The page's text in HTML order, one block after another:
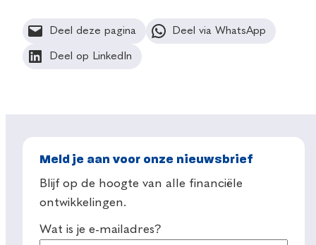
Deel deze pagina Deel via WhatsApp
Deel op LinkedIn
Meld je aan voor onze nieuwsbrief
Blijf op de hoogte van alle financiële
ontwikkelingen.
Wat is je e-mailadres?